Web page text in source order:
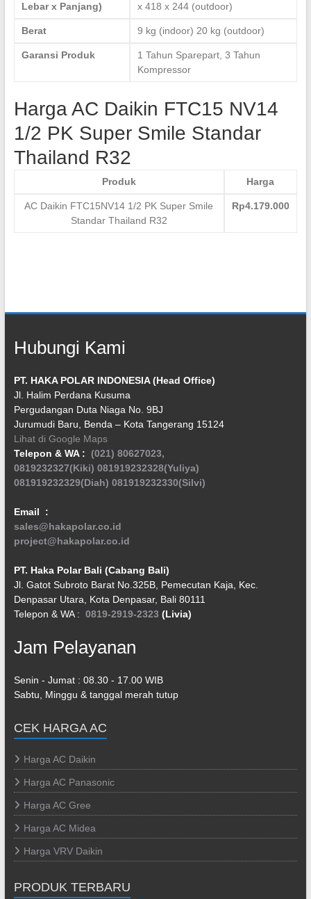
Lebar x Panjang) x 418 x 244 (outdoor)
Berat 9 kg (indoor) 20 kg (outdoor)
Garansi Produk
1 Tahun Sparepart, 3 Tahun
Kompressor
Harga AC Daikin FTC15 NV14
1/2 PK Super Smile Standar
Thailand R32
Produk Harga
AC Daikin FTC15NV14 1/2 PK Super Smile
Standar Thailand R32
Rp4.179.000
Hubungi Kami
PT. HAKA POLAR INDONESIA (Head Office)
Jl. Halim Perdana Kusuma
Pergudangan Duta Niaga No. 9BJ
Jurumudi Baru, Benda – Kota Tangerang 15124
Lihat di Google Maps
Telepon & WA : (021) 80627023,
0819232327(Kiki) 081919232328(Yuliya)
081919232329(Diah) 081919232330(Silvi)
Email :
sales@hakapolar.co.id
project@hakapolar.co.id
PT. Haka Polar Bali (Cabang Bali)
Jl. Gatot Subroto Barat No.325B, Pemecutan Kaja, Kec.
Denpasar Utara, Kota Denpasar, Bali 80111
Telepon & WA : 0819-2919-2323 (Livia)
Jam Pelayanan
Senin - Jumat : 08.30 - 17.00 WIB
Sabtu, Minggu & tanggal merah tutup
CEK HARGA AC
Harga AC Daikin
Harga AC Panasonic
Harga AC Gree
Harga AC Midea
Harga VRV Daikin
PRODUK TERBARU